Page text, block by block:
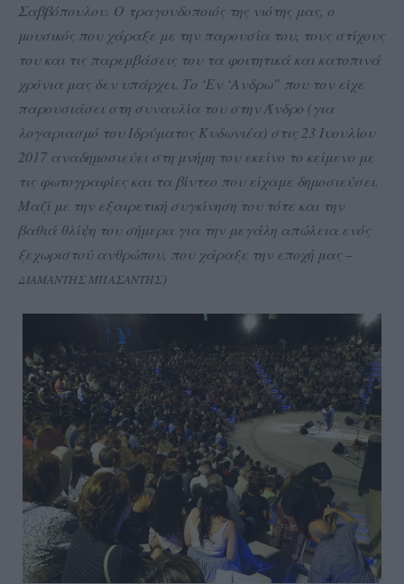
Σαββόπουλου. Ο τραγουδοποιός της νιότης μας, ο
μουσικός που χάραξε με την παρουσία του, τους στίχους
του και τις παρεμβάσεις του τα φοιτητικά και κατοπινά
χρόνια μας δεν υπάρχει. Το ‘Εν ‘Ανδρω” που τον είχε
παρουσιάσει στη συναυλία του στην Άνδρο (για
λογαριασμό του Ιδρύματος Κυδωνιέα) στις 23 Ιυουλίου
2017 αναδημοσιεύει στη μνήμη του εκείνο το κείμενο με
τις φωτογραφίες και τα βίντεο που είχαμε δημοσιεύσει.
Μαζί με την εξαιρετική συγκίνηση του τότε και την
βαθιά θλίψη του σήμερα για την μεγάλη απώλεια ενός
ξεχωριστού ανθρώπου, που χάραξε την εποχή μας –
ΔΙΑΜΑΝΤΗΣ ΜΠΑΣΑΝΤΗΣ)